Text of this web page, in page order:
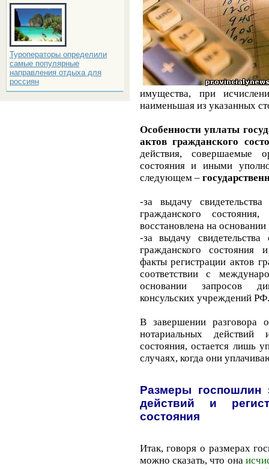
Туроператоры определили
самые популярные
направления отдыха для
россиян
имущества, при
наименьшая из указанных
Особенности уплаты
актов гражданского
действия, совершаемые
состояния и иными
следующем –
-за выдачу
гражданского
восстановлена на
-за выдачу свидетельства
гражданского
факты регистрации актов
соответствии с
основании запросов
консульских учреждений РФ.
В завершении разговора
нотариальных
состояния, остается лишь
случаях, когда они
Размеры госпошлин
действий и
состояния
Итак, говоря о размерах
можно сказать, что она